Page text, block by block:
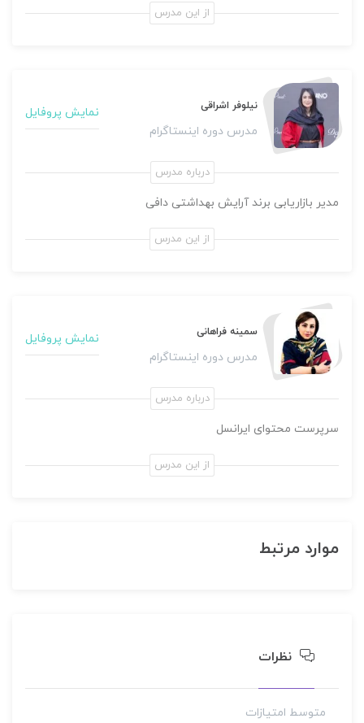
از این مدرس
نیلوفر اشراقی
مدرس دوره اینستاگرام
نمایش پروفایل
درباره مدرس
مدیر بازاریابی برند آرایش بهداشتی دافی
از این مدرس
سمینه فراهانی
مدرس دوره اینستاگرام
نمایش پروفایل
درباره مدرس
سرپرست محتوای ایرانسل
از این مدرس
مدیریت شبکه های مجازی (ادمین)
موارد مرتبط
نظرات
متوسط امتیازات